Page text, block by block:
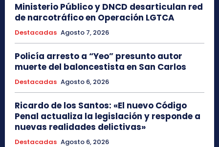
Ministerio Público y DNCD desarticulan red
de narcotráfico en Operación LGTCA
Destacadas Agosto 7, 2026
Policía arresto a “Yeo” presunto autor
muerte del baloncestista en San Carlos
Destacadas Agosto 6, 2026
Ricardo de los Santos: «El nuevo Código
Penal actualiza la legislación y responde a
nuevas realidades delictivas»
Destacadas Agosto 6, 2026